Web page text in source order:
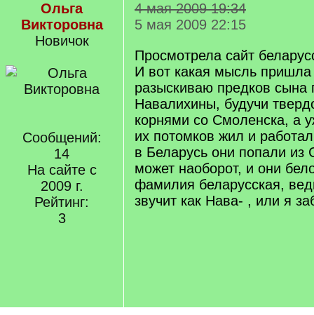
Ольга
Викторовна
Новичок
Сообщений:
14
На сайте с
2009 г.
Рейтинг:
3
4 мая 2009 19:34
5 мая 2009 22:15
Просмотрела сайт
И вот какая мысль
разыскиваю предков
Навалихины, будучи
корнями со Смоленска, а
их потомков жил и
в Беларусь они попали из
может наоборот, и они
фамилия беларусская,
звучит как Нава- , или я